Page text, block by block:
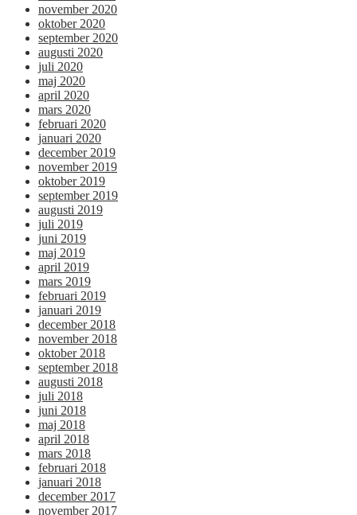
november 2020
oktober 2020
september 2020
augusti 2020
juli 2020
maj 2020
april 2020
mars 2020
februari 2020
januari 2020
december 2019
november 2019
oktober 2019
september 2019
augusti 2019
juli 2019
juni 2019
maj 2019
april 2019
mars 2019
februari 2019
januari 2019
december 2018
november 2018
oktober 2018
september 2018
augusti 2018
juli 2018
juni 2018
maj 2018
april 2018
mars 2018
februari 2018
januari 2018
december 2017
november 2017